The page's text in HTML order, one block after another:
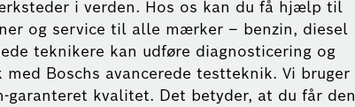
i verden. Hos os kan du få hjælp til
og service til alle mærker – benzin, diesel
teknikere kan udføre diagnosticering og
Boschs avancerede testteknik. Vi bruger
garanteret kvalitet. Det betyder, at du får den